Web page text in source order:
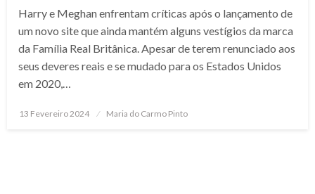
Harry e Meghan enfrentam críticas após o lançamento de
um novo site que ainda mantém alguns vestígios da marca
da Família Real Britânica. Apesar de terem renunciado aos
seus deveres reais e se mudado para os Estados Unidos
em 2020,…
Posted
13 Fevereiro 2024 Maria do Carmo Pinto